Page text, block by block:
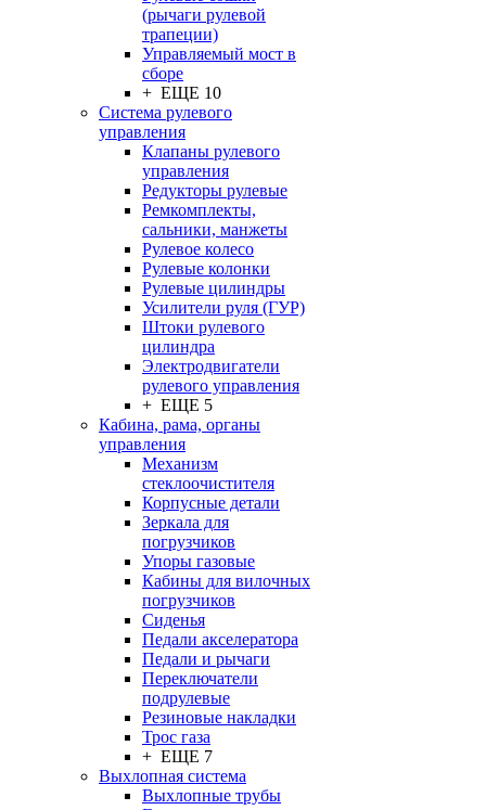
(рычаги рулевой
трапеции)
Управляемый мост в
сборе
+ ЕЩЕ 10
Система рулевого
управления
Клапаны рулевого
управления
Редукторы рулевые
Ремкомплекты,
сальники, манжеты
Рулевое колесо
Рулевые колонки
Рулевые цилиндры
Усилители руля (ГУР)
Штоки рулевого
цилиндра
Электродвигатели
рулевого управления
+ ЕЩЕ 5
Кабина, рама, органы
управления
Механизм
стеклоочистителя
Корпусные детали
Зеркала для
погрузчиков
Упоры газовые
Кабины для вилочных
погрузчиков
Сиденья
Педали акселератора
Педали и рычаги
Переключатели
подрулевые
Резиновые накладки
Трос газа
+ ЕЩЕ 7
Выхлопная система
Выхлопные трубы